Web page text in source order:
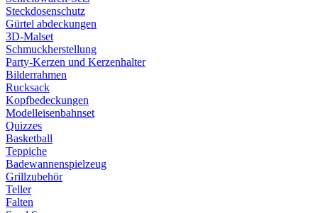
Steckdosenschutz
Gürtel abdeckungen
3D-Malset
Schmuckherstellung
Party-Kerzen und Kerzenhalter
Bilderrahmen
Rucksack
Kopfbedeckungen
Modelleisenbahnset
Quizzes
Basketball
Teppiche
Badewannenspielzeug
Grillzubehör
Teller
Falten